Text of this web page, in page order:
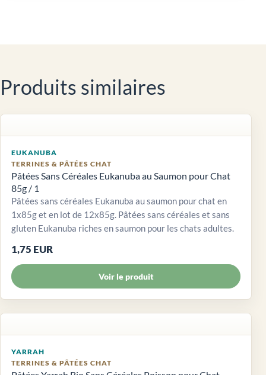
Produits similaires
EUKANUBA
TERRINES & PÂTÉES CHAT
Pâtées Sans Céréales Eukanuba au Saumon pour Chat
85g / 1
Pâtées sans céréales Eukanuba au saumon pour chat en
1x85g et en lot de 12x85g. Pâtées sans céréales et sans
gluten Eukanuba riches en saumon pour les chats adultes.
1,75 EUR
Voir le produit
YARRAH
TERRINES & PÂTÉES CHAT